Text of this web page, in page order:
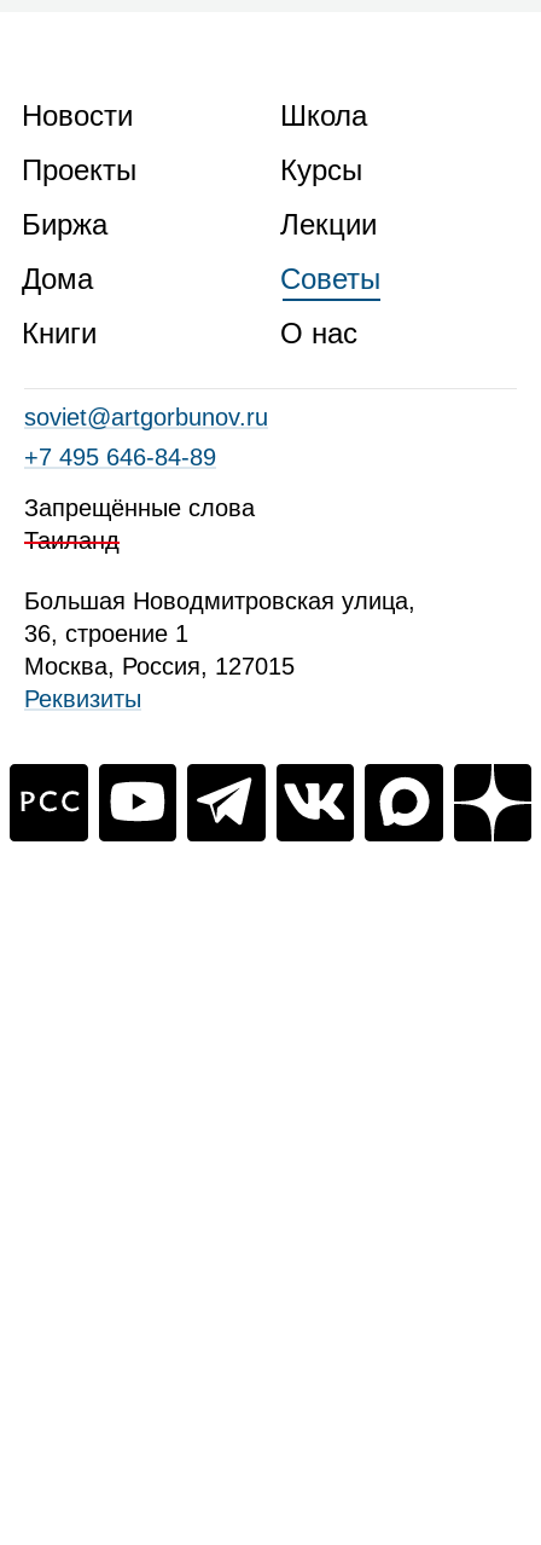
Новости
Проекты
Биржа
Дома
Книги
Школа
Курсы
Лекции
Советы
О нас
soviet@artgorbunov.ru
+7 495 646‑84‑89
Запрещённые слова
Таиланд
Большая Новодмитровская улица,
36, строение 1
Москва, Россия, 127015
Реквизиты